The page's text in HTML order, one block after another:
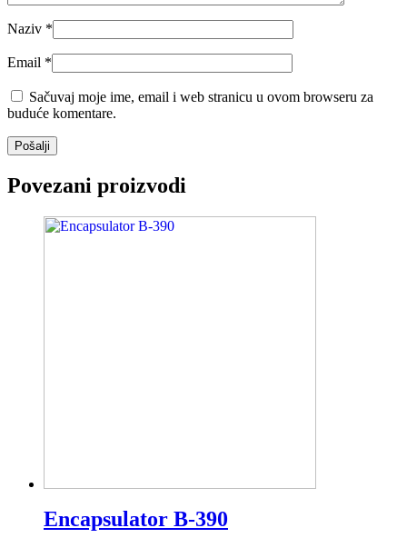
Naziv *
Email *
Sačuvaj moje ime, email i web stranicu u ovom browseru za
buduće komentare.
Povezani proizvodi
Encapsulator B-390